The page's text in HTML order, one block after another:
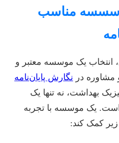
مناسب
انتخاب یک موسسه معتبر و
در نگارش پایان‌نامه
بهداشت، نه تنها یک
یک موسسه با تجربه
زیر کمک کند: